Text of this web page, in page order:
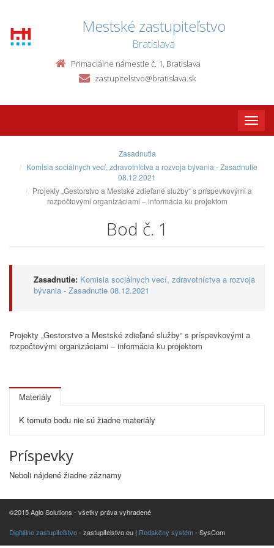
Mestské zastupiteľstvo
Bratislava
Primaciálne námestie č. 1, Bratislava
zastupitelstvo@bratislava.sk
Toggle
Zasadnutia
Komisia sociálnych vecí, zdravotníctva a rozvoja bývania - Zasadnutie
08.12.2021
Projekty „Gestorstvo a Mestské zdieľané služby“ s príspevkovými a
rozpočtovými organizáciami – informácia ku projektom
Bod č. 1
Zasadnutie: Komisia sociálnych vecí, zdravotníctva a rozvoja
bývania - Zasadnutie 08.12.2021
Projekty „Gestorstvo a Mestské zdieľané služby“ s príspevkovými a
rozpočtovými organizáciami – informácia ku projektom
Materiály
K tomuto bodu nie sú žiadne materiály
Príspevky
Neboli nájdené žiadne záznamy
©2015 Aglo Solutions - všetky práva vyhradené
Digitálne zastupiteľstvo- zastupitelstvo.eu | Redakčný systém- SysCom